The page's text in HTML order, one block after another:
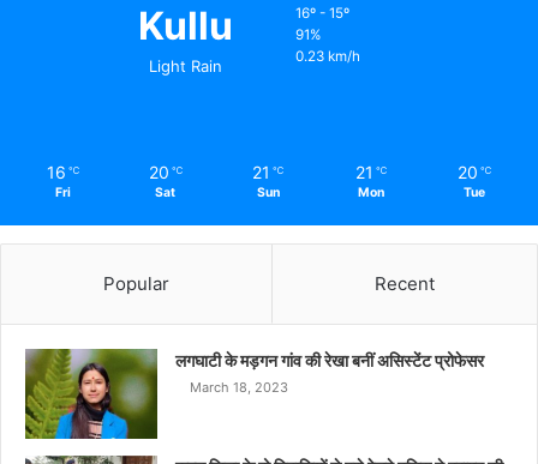
Kullu
Light Rain
16º - 15º
91%
0.23 km/h
16 ℃
Fri
20 ℃
Sat
21 ℃
Sun
21 ℃
Mon
20 ℃
Tue
Popular Recent
लगघाटी के मड़गन गांव की रेखा बनीं असिस्टेंट प्रोफेसर
March 18, 2023